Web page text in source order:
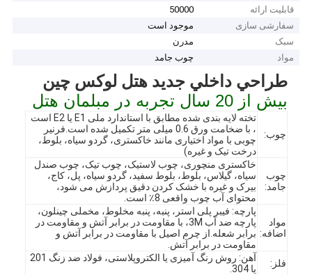
قابلیت ارائه
50000
سفارشی سازی
موجود است
سبک
مدرن
مواد
چوب جامد
طراحي داخلي جديد هتل لوکس چين
بیش از 20 سال تجربه در مبلمان هتل
چوب:
تخته لایه بندی شده مطابق با استاندارد ملی E1 یا E2 است
، با ضخامت ورق 0.6 میلی متر تکمیل شده است.فرنیر
چوبی با مواد اختیاری مانند خاکستری، گردو سیاه، بلوط،
درخت تیک و غیره)
چوب
جامد:
خاکستری منچوری، چوب لاستیک، چوب تیک، چوب صندل
سیاه، گیلاس، بلوط، بلوط سفید، گردو سیاه، پل، کاج،
بیرک و غیره با خشک کردن دقیق پردازش می شود،
محتوای آب چوب واقعی 8٪ است.
مواد
اضافه:
پارچه: فیبر پلی استر، پنبه، پنبه مخلوط، مخملی چینلون،
پارچه ضد آب 3M، با مقاومت در برابر آتش و مقاومت در
برابر شعله.از چرم اصیل با مقاومت در برابر آتش و
مقاومت در برابر آتش.
فلز:
آهن: روش رنگ آمیزی یا الکتروپلاستی، فولاد ضد زنگ 201
یا 304.